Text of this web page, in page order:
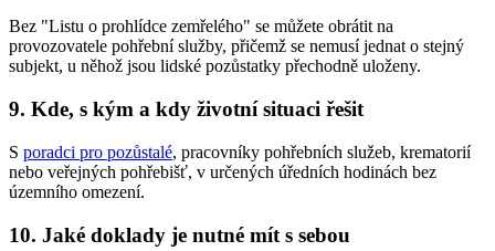
Bez "Listu o prohlídce zemřelého" se můžete obrátit na
provozovatele pohřební služby, přičemž se nemusí jednat o stejný
subjekt, u něhož jsou lidské pozůstatky přechodně uloženy.
9. Kde, s kým a kdy životní situaci řešit
S poradci pro pozůstalé, pracovníky pohřebních služeb, krematorií
nebo veřejných pohřebišť, v určených úředních hodinách bez
územního omezení.
10. Jaké doklady je nutné mít s sebou